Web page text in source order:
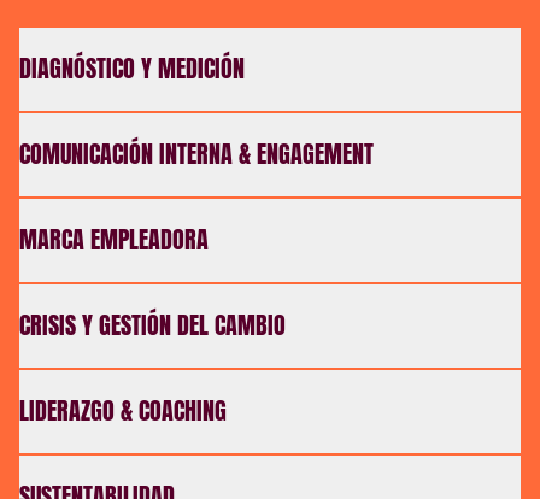
DIAGNÓSTICO Y MEDICIÓN
COMUNICACIÓN INTERNA & ENGAGEMENT
MARCA EMPLEADORA
CRISIS Y GESTIÓN DEL CAMBIO
LIDERAZGO & COACHING